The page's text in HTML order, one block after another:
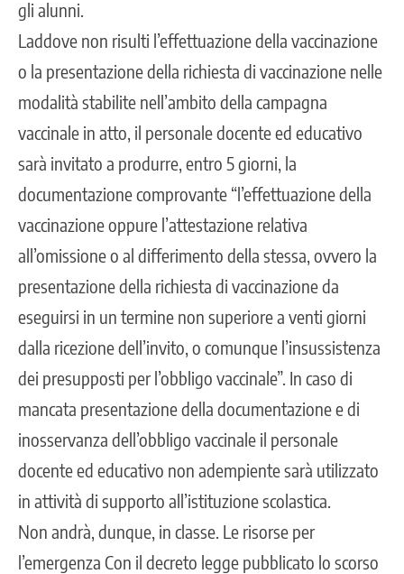
gli alunni.
Laddove non risulti l’effettuazione della vaccinazione
o la presentazione della richiesta di vaccinazione nelle
modalità stabilite nell’ambito della campagna
vaccinale in atto, il personale docente ed educativo
sarà invitato a produrre, entro 5 giorni, la
documentazione comprovante “l’effettuazione della
vaccinazione oppure l’attestazione relativa
all’omissione o al differimento della stessa, ovvero la
presentazione della richiesta di vaccinazione da
eseguirsi in un termine non superiore a venti giorni
dalla ricezione dell’invito, o comunque l’insussistenza
dei presupposti per l’obbligo vaccinale”. In caso di
mancata presentazione della documentazione e di
inosservanza dell’obbligo vaccinale il personale
docente ed educativo non adempiente sarà utilizzato
in attività di supporto all’istituzione scolastica.
Non andrà, dunque, in classe. Le risorse per
l’emergenza Con il decreto legge pubblicato lo scorso